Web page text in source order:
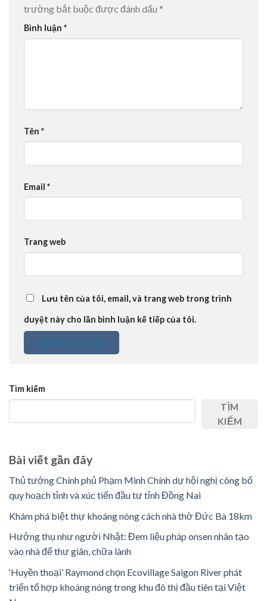
trường bắt buộc được đánh dấu *
Bình luận *
Tên *
Email *
Trang web
Lưu tên của tôi, email, và trang web trong trình
duyệt này cho lần bình luận kế tiếp của tôi.
Tìm kiếm
TÌM
KIẾM
Bài viết gần đây
Thủ tướng Chính phủ Phạm Minh Chính dự hội nghị công bố
quy hoạch tỉnh và xúc tiến đầu tư tỉnh Đồng Nai
Khám phá biệt thự khoáng nóng cách nhà thờ Đức Bà 18km
Hưởng thụ như người Nhật: Đem liệu pháp onsen nhân tạo
vào nhà để thư giãn, chữa lành
‘Huyền thoại’ Raymond chọn Ecovillage Saigon River phát
triển tổ hợp khoáng nóng trong khu đô thị đầu tiên tại Việt